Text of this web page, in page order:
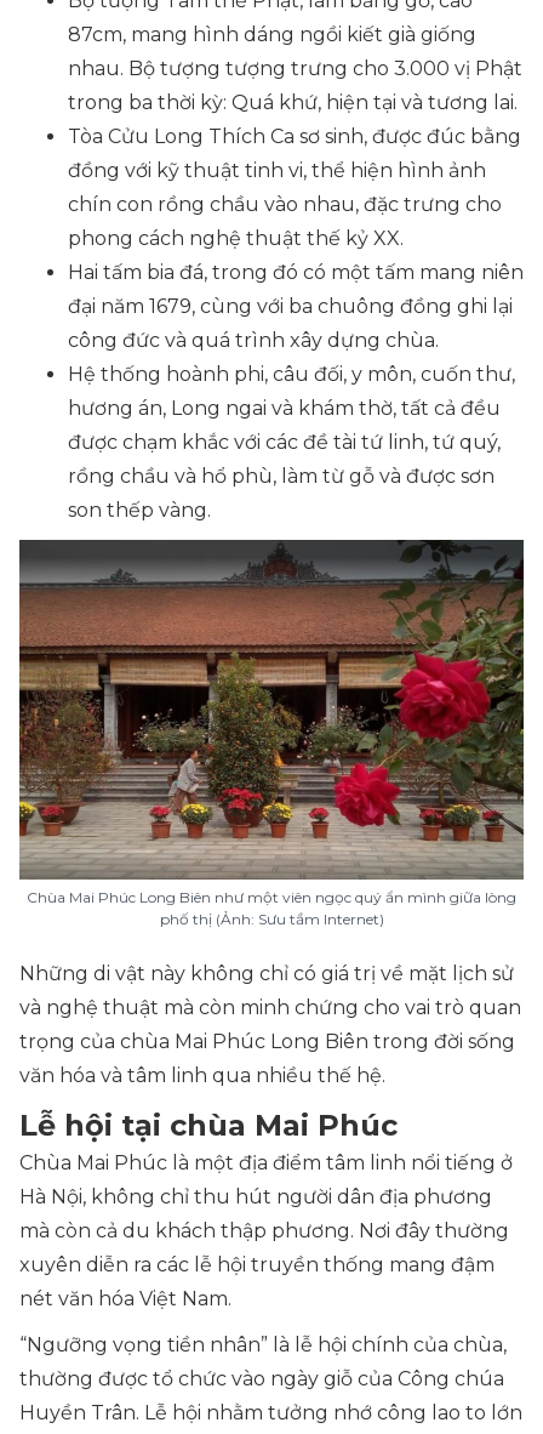
87cm, mang hình dáng ngồi kiết già giống
nhau. Bộ tượng tượng trưng cho 3.000 vị Phật
trong ba thời kỳ: Quá khứ, hiện tại và tương lai.
Tòa Cửu Long Thích Ca sơ sinh, được đúc bằng
đồng với kỹ thuật tinh vi, thể hiện hình ảnh
chín con rồng chầu vào nhau, đặc trưng cho
phong cách nghệ thuật thế kỷ XX.
Hai tấm bia đá, trong đó có một tấm mang niên
đại năm 1679, cùng với ba chuông đồng ghi lại
công đức và quá trình xây dựng chùa.
Hệ thống hoành phi, câu đối, y môn, cuốn thư,
hương án, Long ngai và khám thờ, tất cả đều
được chạm khắc với các đề tài tứ linh, tứ quý,
rồng chầu và hổ phù, làm từ gỗ và được sơn
son thếp vàng.
Chùa Mai Phúc Long Biên như một viên ngọc quý ẩn mình giữa lòng
phố thị (Ảnh: Sưu tầm Internet)
Những di vật này không chỉ có giá trị về mặt lịch sử
và nghệ thuật mà còn minh chứng cho vai trò quan
trọng của chùa Mai Phúc Long Biên trong đời sống
văn hóa và tâm linh qua nhiều thế hệ.
Lễ hội tại chùa Mai Phúc
Chùa Mai Phúc là một địa điểm tâm linh nổi tiếng ở
Hà Nội, không chỉ thu hút người dân địa phương
mà còn cả du khách thập phương. Nơi đây thường
xuyên diễn ra các lễ hội truyền thống mang đậm
nét văn hóa Việt Nam.
“Ngưỡng vọng tiền nhân” là lễ hội chính của chùa,
thường được tổ chức vào ngày giỗ của Công chúa
Huyền Trân. Lễ hội nhằm tưởng nhớ công lao to lớn